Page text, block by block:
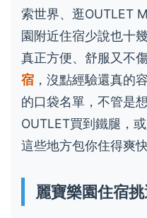
索世界、逛OUTLET
園附近住宿少說也十
真正方便、舒服又不
宿 ，沒點經驗還真的
的口袋名單，不管是
OUTLET買到鐵腿，
這些地方包你住得爽快
麗寶樂園住宿